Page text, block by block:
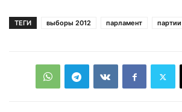
ТЕГИ выборы 2012 парламент партии